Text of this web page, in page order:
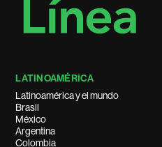
LATINOAMÉRICA
Latinoamérica y el mundo
Brasil
México
Argentina
Colombia